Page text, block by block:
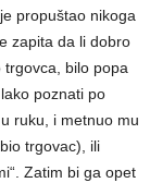
propuštao nikoga
zapita da li dobro
trgovca, bilo popa
poznati po
ruku, i metnuo mu
trgovac), ili
Zatim bi ga opet